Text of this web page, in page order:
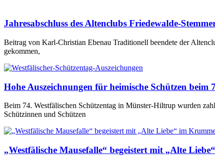
Jahresabschluss des Altenclubs Friedewalde-
Beitrag von Karl-Christian Ebenau Traditionell beendete der
gekommen,
Hohe Auszeichnungen für heimische Schützen beim
Beim 74. Westfälischen Schützentag in Münster-Hiltrup wurden
Schützinnen und Schützen
„Westfälische Mausefalle“ begeistert mit „Alte